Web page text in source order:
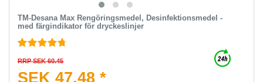
TM-Desana Max Rengöringsmedel, Desinfektionsmedel -
med färgindikator för dryckeslinjer
RRP SEK 60.45
SEK 47.48 *